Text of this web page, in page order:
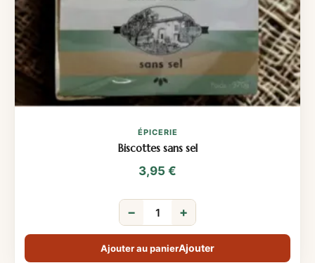
ÉPICERIE
Biscottes sans sel
3,95 €
− +
Ajouter au panier